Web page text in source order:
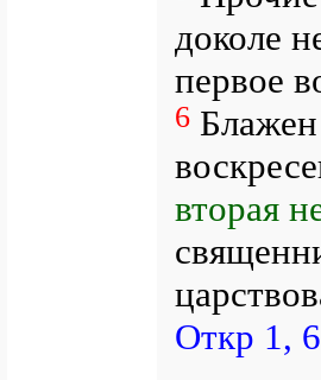
доколе
первое
6
вторая
Откр 1, 6